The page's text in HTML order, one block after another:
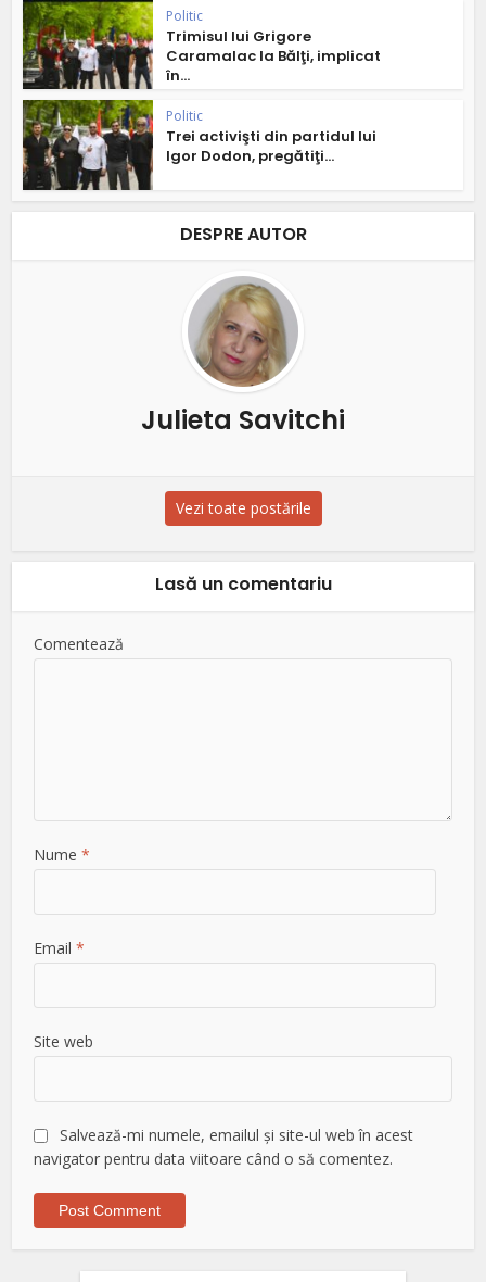
Politic
Trimisul lui Grigore
Caramalac la Bălţi, implicat
în...
Politic
Trei activişti din partidul lui
Igor Dodon, pregătiţi...
DESPRE AUTOR
Julieta Savitchi
Vezi toate postările
Lasă un comentariu
Comentează
Nume*
Email*
Site web
Salvează-mi numele, emailul și site-ul web în acest
navigator pentru data viitoare când o să comentez.